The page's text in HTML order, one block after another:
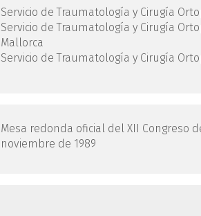
Servicio de Traumatología y Cirugía
Servicio de Traumatología y Cirugía
Mallorca
Servicio de Traumatología y Cirugía
Mesa redonda oficial del XII Congreso
noviembre de 1989